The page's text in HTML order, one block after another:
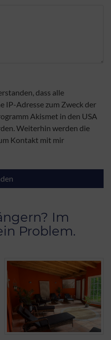
dass alle
IP-Adresse zum Zweck der
Akismet in den USA
Weiterhin werden die
Kontakt mit mir
Im
Problem.